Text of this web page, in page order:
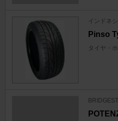
インドネ
Pinso
タイヤ・